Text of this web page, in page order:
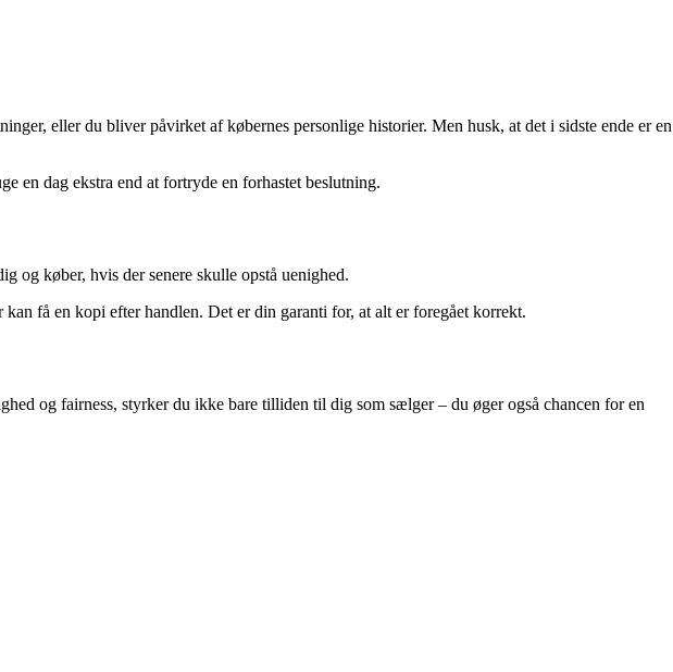
eller du bliver påvirket af købernes personlige historier. Men husk, at det i sidste ende er en
en dag ekstra end at fortryde en forhastet beslutning.
og køber, hvis der senere skulle opstå uenighed.
få en kopi efter handlen. Det er din garanti for, at alt er foregået korrekt.
og fairness, styrker du ikke bare tilliden til dig som sælger – du øger også chancen for en